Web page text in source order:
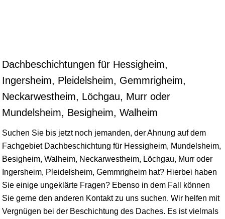
Dachbeschichtungen für Hessigheim,
Ingersheim, Pleidelsheim, Gemmrigheim,
Neckarwestheim, Löchgau, Murr oder
Mundelsheim, Besigheim, Walheim
Suchen Sie bis jetzt noch jemanden, der Ahnung auf dem
Fachgebiet Dachbeschichtung für Hessigheim, Mundelsheim,
Besigheim, Walheim, Neckarwestheim, Löchgau, Murr oder
Ingersheim, Pleidelsheim, Gemmrigheim hat? Hierbei haben
Sie einige ungeklärte Fragen? Ebenso in dem Fall können
Sie gerne den anderen Kontakt zu uns suchen. Wir helfen mit
Vergnügen bei der Beschichtung des Daches. Es ist vielmals